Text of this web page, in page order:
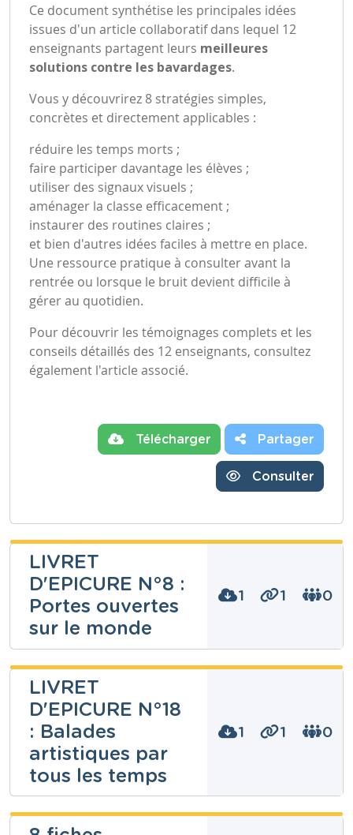
Ce document synthétise les principales idées
issues d'un article collaboratif dans lequel 12
enseignants partagent leurs meilleures
solutions contre les bavardages.
Vous y découvrirez 8 stratégies simples,
concrètes et directement applicables :
réduire les temps morts ;
faire participer davantage les élèves ;
utiliser des signaux visuels ;
aménager la classe efficacement ;
instaurer des routines claires ;
et bien d'autres idées faciles à mettre en place.
Une ressource pratique à consulter avant la
rentrée ou lorsque le bruit devient difficile à
gérer au quotidien.
Pour découvrir les témoignages complets et les
conseils détaillés des 12 enseignants, consultez
également l'article associé.
Télécharger Partager
Consulter
LIVRET
D'EPICURE N°8 :
Portes ouvertes
sur le monde
1 1 0
Martine Tassin
Niveau
Fondamental
Cours
Eveil géographique
10 années
Tags
art, bricolage, bricolages, culture, culturelle,
LIVRET
D'EPICURE N°18
: Balades
artistiques par
tous les temps
1 1 0
Martine Tassin